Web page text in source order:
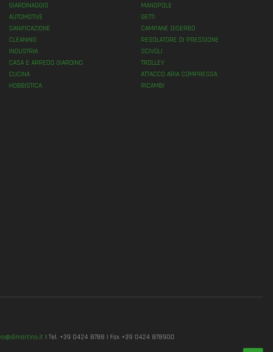
GIARDINAGGIO
AUTOMOTIVE
SANIFICAZIONE
CLEANING
INDUSTRIA
CASA E ARREDO GIARDINO
CUCINA
HOBBISTICA
MANOPOLE
GETTI
CAMPANE DISERBO
REGOLATORE DI PRESSIONE
SCIVOLI
TROLLEY
ATTACCO ARIA COMPRESSA
RICAMBI
| Tel. +39 0424 8788 | Fax +39 0424 878900